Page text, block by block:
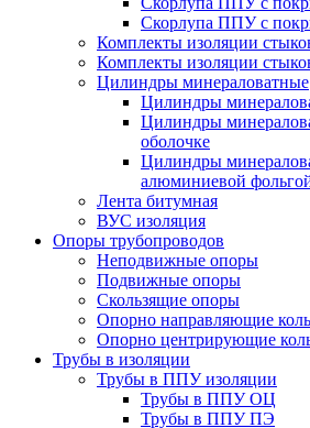
Скорлупа ППУ с
Комплекты изоляции
Комплекты изоляции
Цилиндры минераловатные
Цилиндры
Цилиндры
оболочке
Цилиндры
алюминиевой
Лента битумная
ВУС изоляция
Опоры трубопроводов
Неподвижные опоры
Подвижные опоры
Скользящие опоры
Опорно направляющие
Опорно центрирующие
Трубы в изоляции
Трубы в ППУ изоляции
Трубы в ППУ ОЦ
Трубы в ППУ ПЭ